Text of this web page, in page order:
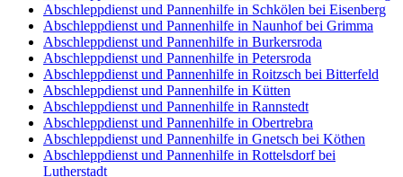
Abschleppdienst und Pannenhilfe in Schkölen bei Eisenberg
Abschleppdienst und Pannenhilfe in Naunhof bei Grimma
Abschleppdienst und Pannenhilfe in Burkersroda
Abschleppdienst und Pannenhilfe in Petersroda
Abschleppdienst und Pannenhilfe in Roitzsch bei Bitterfeld
Abschleppdienst und Pannenhilfe in Kütten
Abschleppdienst und Pannenhilfe in Rannstedt
Abschleppdienst und Pannenhilfe in Obertrebra
Abschleppdienst und Pannenhilfe in Gnetsch bei Köthen
Abschleppdienst und Pannenhilfe in Rottelsdorf bei
Lutherstadt